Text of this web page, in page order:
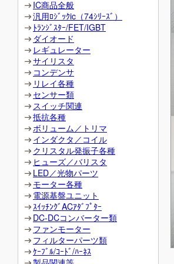
IC商品全般
汎用ﾛｼﾞｯｸic（74ｼﾘｰｽﾞ）
ﾄﾗﾝｼﾞｽﾀｰ/FET/IGBT
ダイオード
レギュレーター
サイリスタ
コンデンサ
リレイ各種
センサー類
スイッチ関連
抵抗各種
ボリューム／トリマ
インダクタ／コイル
クリスタル発振子各種
ヒューズ／バリスタ
LED／光物パーツ
モーター各種
電源基盤ユニット
ｽｲｯﾁﾝｸﾞACｱﾀﾞﾌﾟﾀｰ
DC-DCコンバーター類
ファンモーター
フィルターパーツ類
ｹｰﾌﾞﾙ/ｺｰﾄﾞ/ﾊｰﾈｽ